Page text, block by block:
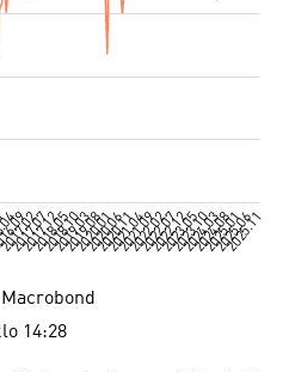
14:28